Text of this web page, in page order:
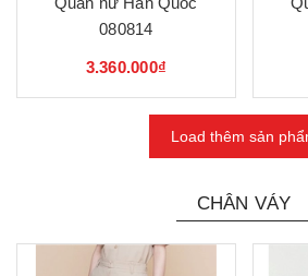
080814
3.360.000₫
Load thêm sản
CHÂN VÁY